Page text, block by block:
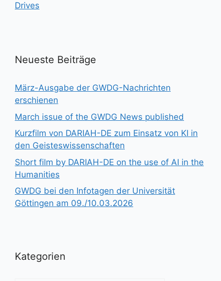
Drives
Neueste Beiträge
März-Ausgabe der GWDG-Nachrichten
erschienen
March issue of the GWDG News published
Kurzfilm von DARIAH-DE zum Einsatz von KI in
den Geisteswissenschaften
Short film by DARIAH-DE on the use of AI in the
Humanities
GWDG bei den Infotagen der Universität
Göttingen am 09./10.03.2026
Kategorien